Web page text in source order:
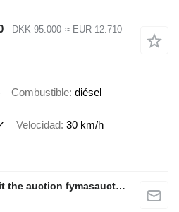
DKK 95.000 ≈ EUR 12.710
Combustible diésel
Velocidad 30 km/h
Fymas Auctions ApS – visit the auction fymasauctions.dk